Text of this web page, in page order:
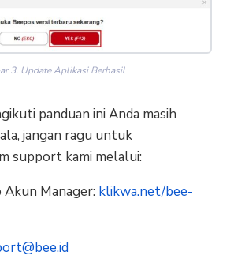
3. Update Aplikasi Berhasil
panduan ini Anda masih
jangan ragu untuk
support kami melalui:
Manager: klikwa.net/bee-